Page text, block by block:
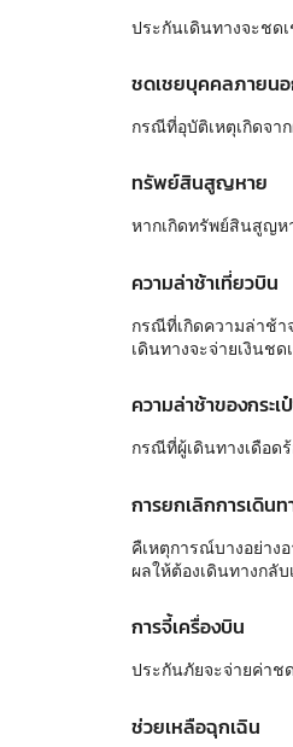
ประกันเดินทางจะชด
ชดเชยบุคคลภายน
กรณีที่อุบัติเหตุเกิดจา
ทรัพย์สินสูญหาย
หากเกิดทรัพย์สินสูญห
ความล่าช้าเที่ยวบิน
กรณีที่เกิดความล่าช้า
เดินทางจะจ่ายเงินช
ความล่าช้าของกระเ
กรณีที่ผู้เดินทางเดือด
การยกเลิกการเดิน
คืเหตุการณ์บางอย่าง
ผลให้ต้องเดินทางกลั
การจี้เครื่องบิน
ประกันภัยจะจ่ายค่าช
ช่วยเหลือฉุกเฉิน